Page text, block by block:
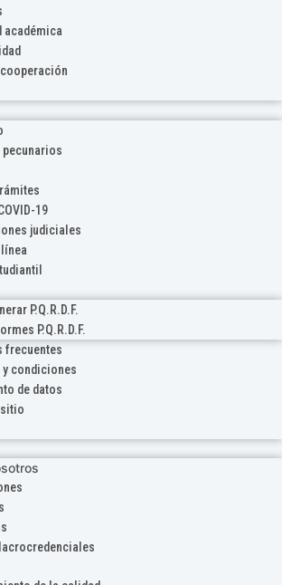
académica
cooperación
pecunarios
19
judiciales
P.Q.R.D.F.
P.Q.R.D.F.
frecuentes
condiciones
de datos
sitio